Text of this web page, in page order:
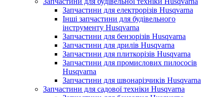
Запчастини для електрорізів Husqvarna
Інші запчастини для будівельного
інструменту Husqvarna
Запчастини для бензорізів Husqvarna
Запчастини для дрилів Husqvarna
Запчастини для плиткорізів Husqvarna
Запчастини для промислових пилососів
Husqvarna
Запчастини для швонарізчиків Husqvarna
Запчастини для садової техніки Husqvarna